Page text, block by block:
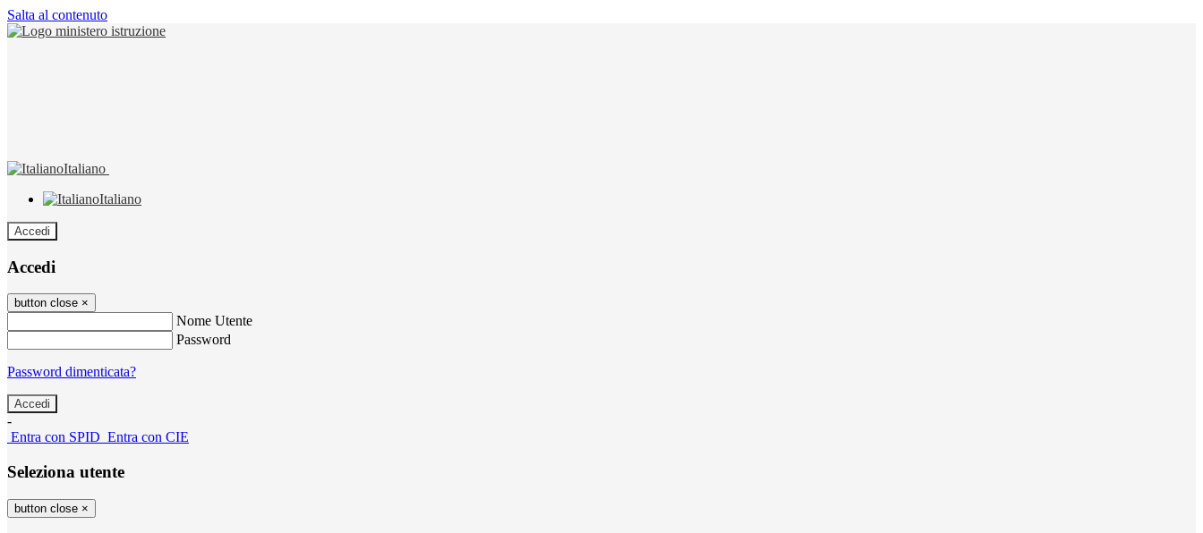
Salta al contenuto
Italiano
Italiano
Accedi
Accedi
button close ×
Nome Utente
Password
Password dimenticata?
-
Entra con SPID Entra con CIE
Seleziona utente
button close ×